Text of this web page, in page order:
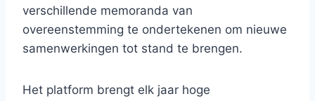
verschillende memoranda van
overeenstemming te ondertekenen om nieuwe
samenwerkingen tot stand te brengen.
Het platform brengt elk jaar hoge